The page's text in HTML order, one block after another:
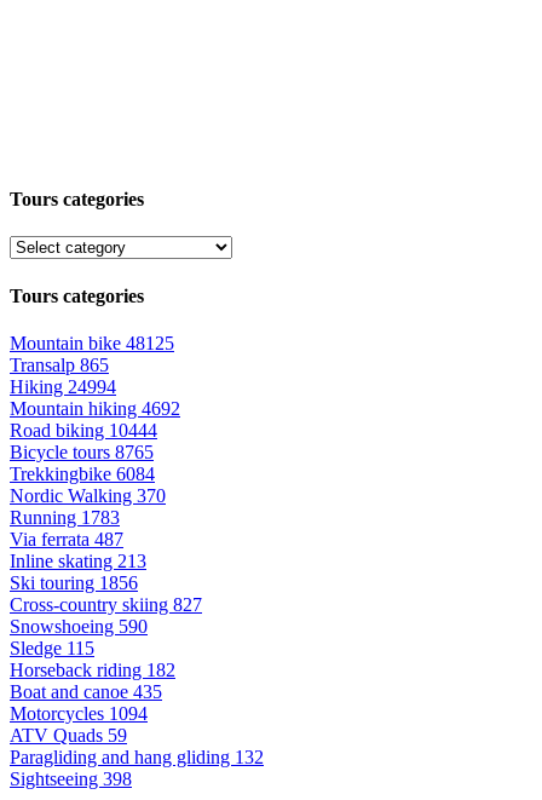
Tours categories
Tours categories
Mountain bike 48125
Transalp 865
Hiking 24994
Mountain hiking 4692
Road biking 10444
Bicycle tours 8765
Trekkingbike 6084
Nordic Walking 370
Running 1783
Via ferrata 487
Inline skating 213
Ski touring 1856
Cross-country skiing 827
Snowshoeing 590
Sledge 115
Horseback riding 182
Boat and canoe 435
Motorcycles 1094
ATV Quads 59
Paragliding and hang gliding 132
Sightseeing 398